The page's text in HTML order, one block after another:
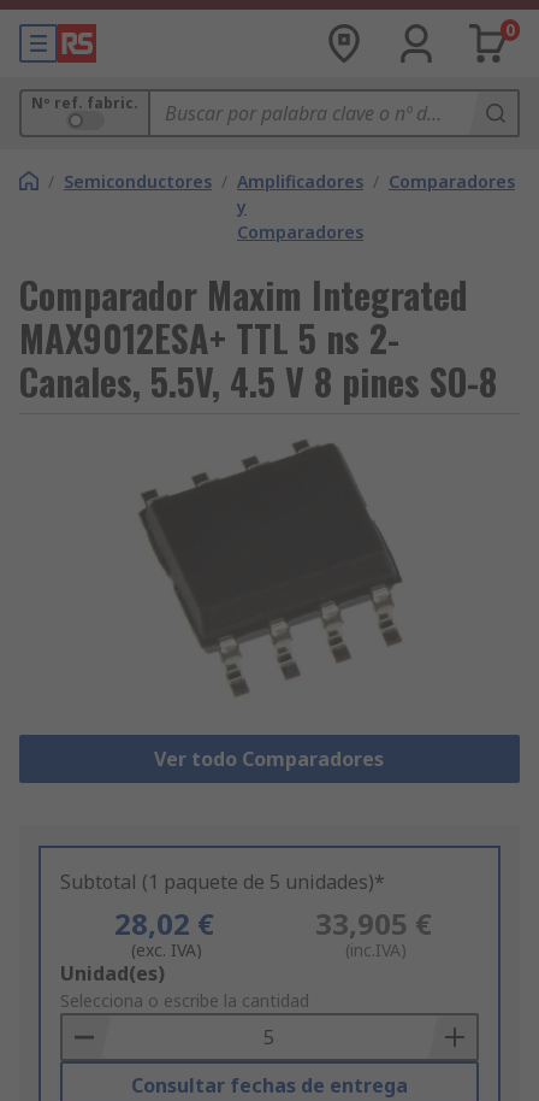
0
Nº ref. fabric.
/ Semiconductores / Amplificadores
y
Comparadores
/ Comparadores
Comparador Maxim Integrated
MAX9012ESA+ TTL 5 ns 2-
Canales, 5.5V, 4.5 V 8 pines SO-8
Ver todo Comparadores
Subtotal (1 paquete de 5 unidades)*
28,02 €
(exc. IVA)
33,905 €
(inc.IVA)
Add
to
Basket
Unidad(es)
Selecciona o escribe la cantidad
Consultar fechas de entrega